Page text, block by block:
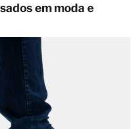
em moda e